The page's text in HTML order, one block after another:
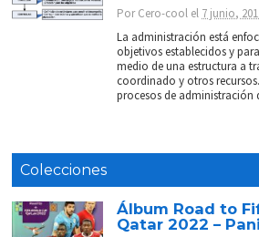
PorCero-cool el 7 junio,
La administración está
objetivos establecidos y
medio de una estructura a
coordinado y otros
procesos de administración
Colecciones
Álbum Road to
Qatar 2022 –